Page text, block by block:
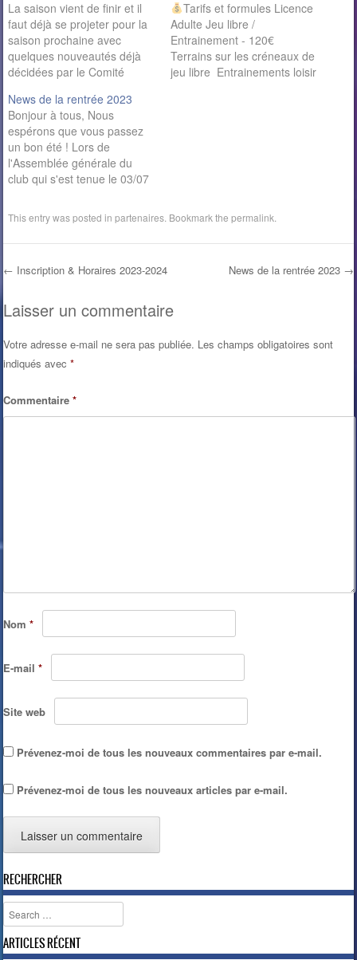
La saison vient de finir et il
faut déjà se projeter pour la
saison prochaine avec
quelques nouveautés déjà
décidées par le Comité
d'augmentation des
adhésions,Nouvelle formule
d'entraînements pour les
compétiteurs,Soirée pour les
joueurs des équipes
d'interclub début octobre, La
est ouverte. Les anciens…
Tarifs et formules Licence
Adulte Jeu libre /
Entrainement - 120€
Terrains sur les créneaux de
jeu libre Entrainements loisir
News de la rentrée 2023
Bonjour à tous, Nous
espérons que vous passez
un bon été ! Lors de
l'Assemblée générale du
club qui s'est tenue le 03/07
présidence du club. Nous
remercions Laura pour ces 7
son engagement…
This entry was posted inpartenaires . Bookmark thepermalink
Post navigation
← Inscription & Horaires 2023-2024 News de la rentrée 2023 →
Laisser un commentaire
Votre adresse e-mail ne sera pas publiée. Les champs obligatoires sont
indiqués avec*
Commentaire*
Nom*
E-mail*
Site web
Prévenez-moi de tous les nouveaux commentaires par e-mail.
Prévenez-moi de tous les nouveaux articles par e-mail.
RECHERCHER
Search
ARTICLES RÉCENT